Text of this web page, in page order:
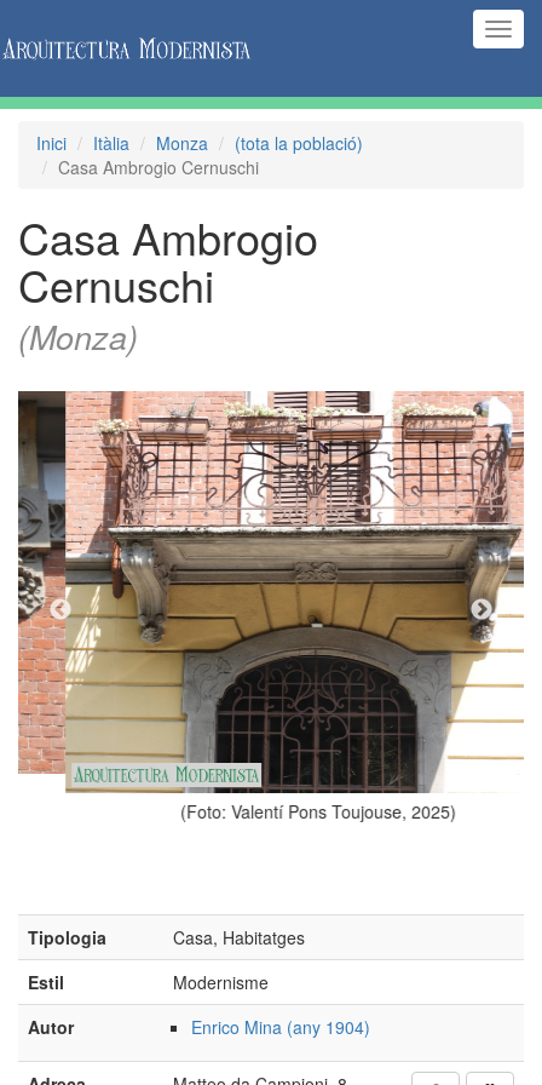
Inici Itàlia Monza
(tota la població)
Casa Ambrogio Cernuschi
Casa Ambrogio
Cernuschi
(Monza)
(Foto: Valentí Pons Toujouse, 2025)
Tipologia
Casa, Habitatges
Estil
Modernisme
Autor
Enrico Mina (any 1904)